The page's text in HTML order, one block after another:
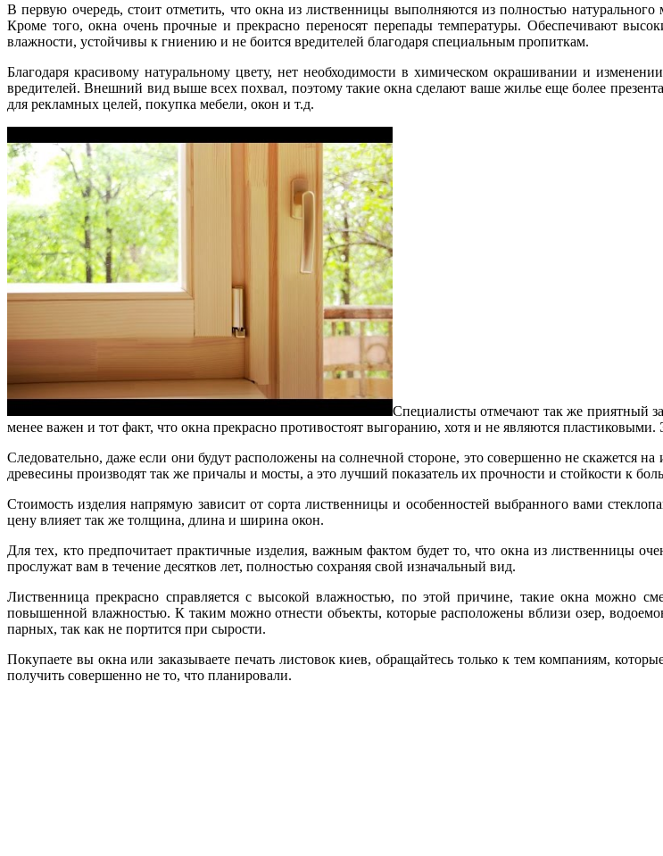
В первую очередь, стоит отметить, что окна из лиственницы выполняются из полностью
Кроме того, окна очень прочные и прекрасно переносят перепады температуры. Обеспечивают
влажности, устойчивы к гниению и не боится вредителей благодаря специальным пропиткам.
Благодаря красивому натуральному цвету, нет необходимости в химическом окрашивании и
вредителей. Внешний вид выше всех похвал, поэтому такие окна сделают ваше жилье еще более
для рекламных целей, покупка мебели, окон и т.д.
Специалисты отмечают так же приятный
менее важен и тот факт, что окна прекрасно противостоят выгоранию, хотя и не являются
Следовательно, даже если они будут расположены на солнечной стороне, это совершенно не скажется
древесины производят так же причалы и мосты, а это лучший показатель их прочности и стойкости к
Стоимость изделия напрямую зависит от сорта лиственницы и особенностей выбранного вами
цену влияет так же толщина, длина и ширина окон.
Для тех, кто предпочитает практичные изделия, важным фактом будет то, что окна из лиственницы
прослужат вам в течение десятков лет, полностью сохраняя свой изначальный вид.
Лиственница прекрасно справляется с высокой влажностью, по этой причине, такие окна можно
повышенной влажностью. К таким можно отнести объекты, которые расположены вблизи озер,
парных, так как не портится при сырости.
Покупаете вы окна или заказываете печать листовок киев, обращайтесь только к тем компаниям,
получить совершенно не то, что планировали.